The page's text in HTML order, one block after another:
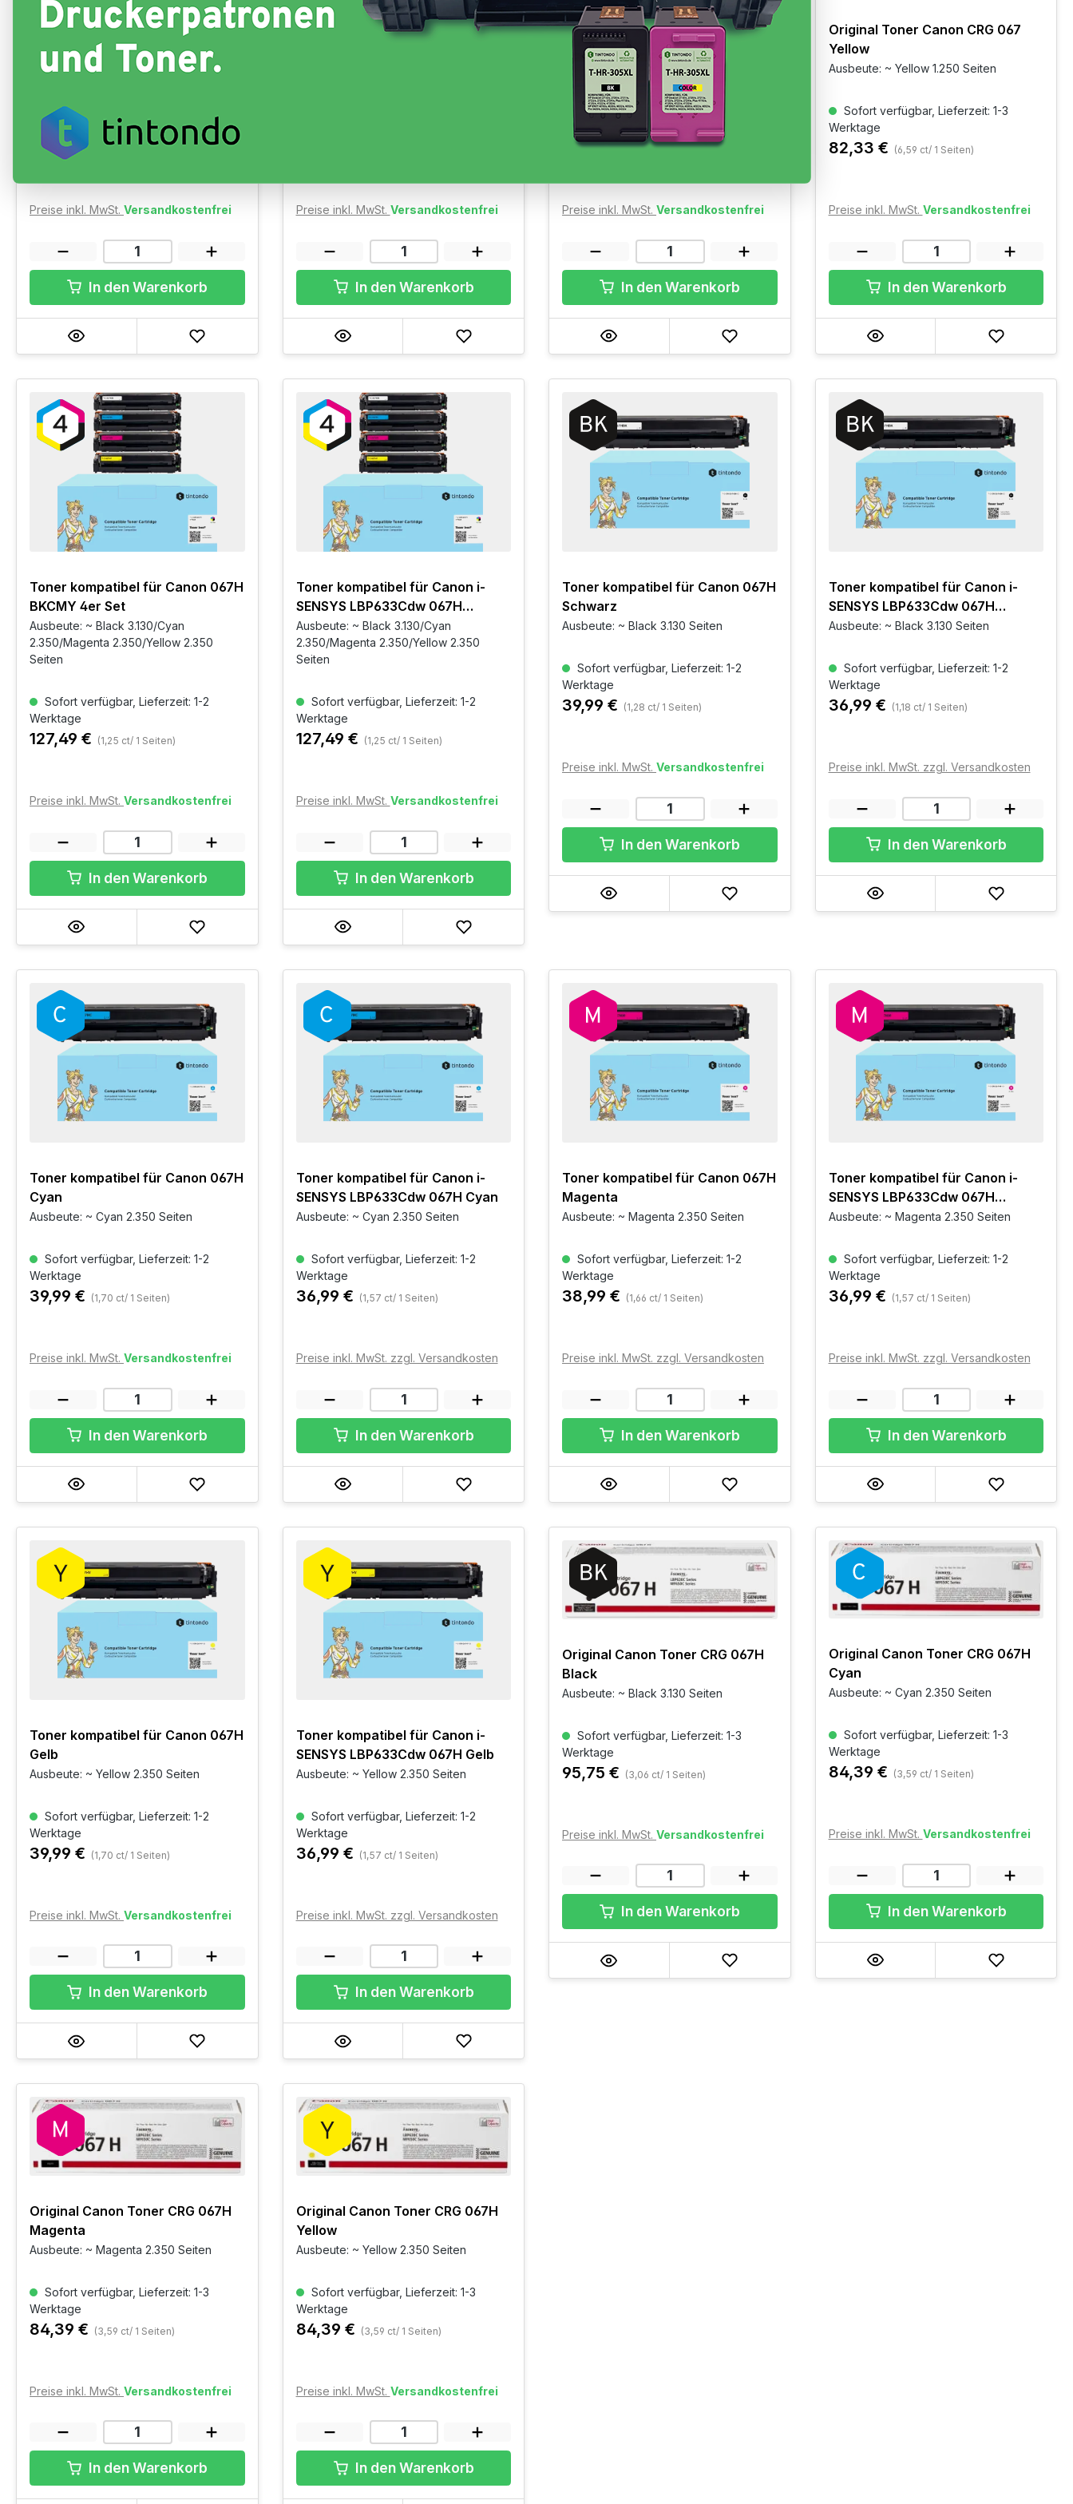
Original Toner Canon CRG 067
Black
Ausbeute: ~ Black 1.350 Seiten
Sofort verfügbar, Lieferzeit: 1-3
Werktage
77,16 €(5,72 ct/ 1 Seiten)
Preise inkl. MwSt. Versandkostenfrei
In den Warenkorb
Original Toner Canon CRG 067
Preise inkl. MwSt. Versandkostenfrei
In den Warenkorb
Original Toner Canon CRG 067
Magenta
Ausbeute: ~ Magenta 1.250 Seiten
Sofort verfügbar, Lieferzeit: 1-3
Werktage
82,33 €(6,59 ct/ 1 Seiten)
Preise inkl. MwSt. Versandkostenfrei
In den Warenkorb
Original Toner Canon CRG 067
Yellow
Ausbeute: ~ Yellow 1.250 Seiten
Sofort verfügbar, Lieferzeit: 1-3
Werktage
82,33 € (6,59 ct/ 1 Seiten)
Preise inkl. MwSt. Versandkostenfrei
In den Warenkorb
Toner kompatibel für Canon 067H
BKCMY 4er Set
Ausbeute: ~ Black 3.130/Cyan
2.350/Magenta 2.350/Yellow 2.350
Seiten
Sofort verfügbar, Lieferzeit: 1-2
Werktage
127,49 € (1,25 ct/ 1 Seiten)
Preise inkl. MwSt. Versandkostenfrei
In den Warenkorb
Toner kompatibel für Canon i-
SENSYS LBP633Cdw 067H
BKCMY 4er Set
Ausbeute: ~ Black 3.130/Cyan
2.350/Magenta 2.350/Yellow 2.350
Seiten
Sofort verfügbar, Lieferzeit: 1-2
Werktage
127,49 € (1,25 ct/ 1 Seiten)
Preise inkl. MwSt. Versandkostenfrei
In den Warenkorb
Toner kompatibel für Canon 067H
Schwarz
Ausbeute: ~ Black 3.130 Seiten
Sofort verfügbar, Lieferzeit: 1-2
Werktage
39,99 € (1,28 ct/ 1 Seiten)
Preise inkl. MwSt. Versandkostenfrei
In den Warenkorb
Toner kompatibel für Canon i-
SENSYS LBP633Cdw 067H
Schwarz
Ausbeute: ~ Black 3.130 Seiten
Sofort verfügbar, Lieferzeit: 1-2
Werktage
36,99 € (1,18 ct/ 1 Seiten)
Preise inkl. MwSt. zzgl. Versandkosten
In den Warenkorb
Toner kompatibel für Canon 067H
Cyan
Ausbeute: ~ Cyan 2.350 Seiten
Sofort verfügbar, Lieferzeit: 1-2
Werktage
39,99 € (1,70 ct/ 1 Seiten)
Preise inkl. MwSt. Versandkostenfrei
In den Warenkorb
Toner kompatibel für Canon i-
SENSYS LBP633Cdw 067H Cyan
Ausbeute: ~ Cyan 2.350 Seiten
Sofort verfügbar, Lieferzeit: 1-2
Werktage
36,99 € (1,57 ct/ 1 Seiten)
Preise inkl. MwSt. zzgl. Versandkosten
In den Warenkorb
Toner kompatibel für Canon 067H
Magenta
Ausbeute: ~ Magenta 2.350 Seiten
Sofort verfügbar, Lieferzeit: 1-2
Werktage
38,99 € (1,66 ct/ 1 Seiten)
Preise inkl. MwSt. zzgl. Versandkosten
In den Warenkorb
Toner kompatibel für Canon i-
SENSYS LBP633Cdw 067H
Magenta
Ausbeute: ~ Magenta 2.350 Seiten
Sofort verfügbar, Lieferzeit: 1-2
Werktage
36,99 € (1,57 ct/ 1 Seiten)
Preise inkl. MwSt. zzgl. Versandkosten
In den Warenkorb
Toner kompatibel für Canon 067H
Gelb
Ausbeute: ~ Yellow 2.350 Seiten
Sofort verfügbar, Lieferzeit: 1-2
Werktage
39,99 € (1,70 ct/ 1 Seiten)
Preise inkl. MwSt. Versandkostenfrei
In den Warenkorb
Toner kompatibel für Canon i-
SENSYS LBP633Cdw 067H Gelb
Ausbeute: ~ Yellow 2.350 Seiten
Sofort verfügbar, Lieferzeit: 1-2
Werktage
36,99 € (1,57 ct/ 1 Seiten)
Preise inkl. MwSt. zzgl. Versandkosten
In den Warenkorb
Original Canon Toner CRG 067H
Black
Ausbeute: ~ Black 3.130 Seiten
Sofort verfügbar, Lieferzeit: 1-3
Werktage
95,75 € (3,06 ct/ 1 Seiten)
Preise inkl. MwSt. Versandkostenfrei
In den Warenkorb
Original Canon Toner CRG 067H
Cyan
Ausbeute: ~ Cyan 2.350 Seiten
Sofort verfügbar, Lieferzeit: 1-3
Werktage
84,39 € (3,59 ct/ 1 Seiten)
Preise inkl. MwSt. Versandkostenfrei
In den Warenkorb
Original Canon Toner CRG 067H
Magenta
Ausbeute: ~ Magenta 2.350 Seiten
Sofort verfügbar, Lieferzeit: 1-3
Werktage
84,39 € (3,59 ct/ 1 Seiten)
Preise inkl. MwSt. Versandkostenfrei
In den Warenkorb
Original Canon Toner CRG 067H
Yellow
Ausbeute: ~ Yellow 2.350 Seiten
Sofort verfügbar, Lieferzeit: 1-3
Werktage
84,39 € (3,59 ct/ 1 Seiten)
Preise inkl. MwSt. Versandkostenfrei
In den Warenkorb